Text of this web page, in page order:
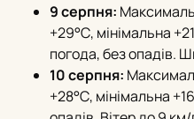
9 серпня:
+29°С, мінімальна
погода, без опадів.
10 серпня:
+28°С, мінімальна